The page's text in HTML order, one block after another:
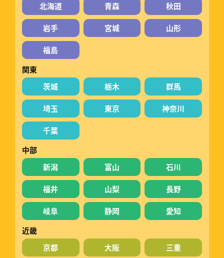
北海道
青森 秋田
岩手 宮城 山形
福島
関東
茨城
栃木 群馬
埼玉 東京 神奈川
千葉
中部
新潟
富山 石川
福井 山梨 長野
岐阜 静岡
愛知
近畿
京都
大阪 三重